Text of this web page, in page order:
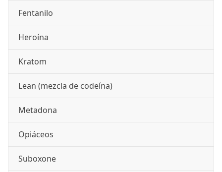
Fentanilo
Heroína
Kratom
Lean (mezcla de codeína)
Metadona
Opiáceos
Suboxone